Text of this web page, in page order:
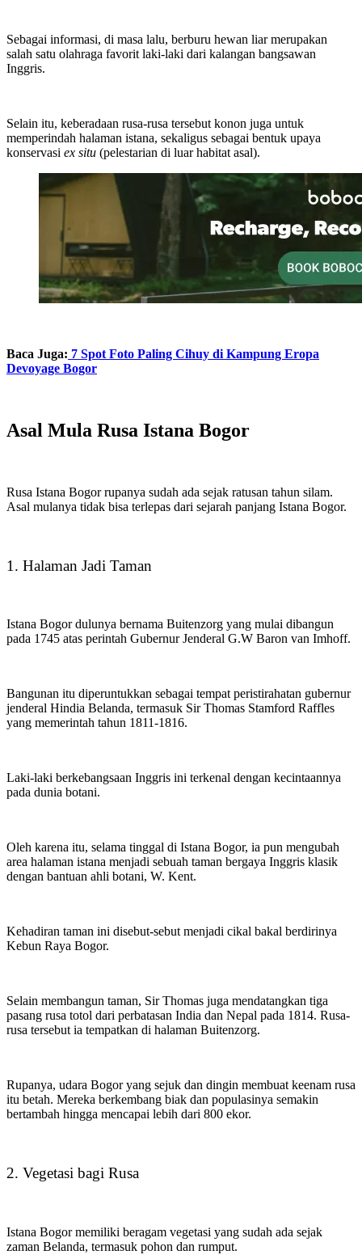
Sebagai informasi, di masa lalu, berburu hewan liar merupakan
salah satu olahraga favorit laki-laki dari kalangan bangsawan
Inggris.
Selain itu, keberadaan rusa-rusa tersebut konon juga untuk
memperindah halaman istana, sekaligus sebagai bentuk upaya
konservasi ex situ (pelestarian di luar habitat asal).
Baca Juga: 7 Spot Foto Paling Cihuy di Kampung Eropa
Devoyage Bogor
Asal Mula Rusa Istana Bogor
Rusa Istana Bogor rupanya sudah ada sejak ratusan tahun silam.
Asal mulanya tidak bisa terlepas dari sejarah panjang Istana Bogor.
1. Halaman Jadi Taman
Istana Bogor dulunya bernama Buitenzorg yang mulai dibangun
pada 1745 atas perintah Gubernur Jenderal G.W Baron van Imhoff.
Bangunan itu diperuntukkan sebagai tempat peristirahatan gubernur
jenderal Hindia Belanda, termasuk Sir Thomas Stamford Raffles
yang memerintah tahun 1811-1816.
Laki-laki berkebangsaan Inggris ini terkenal dengan kecintaannya
pada dunia botani.
Oleh karena itu, selama tinggal di Istana Bogor, ia pun mengubah
area halaman istana menjadi sebuah taman bergaya Inggris klasik
dengan bantuan ahli botani, W. Kent.
Kehadiran taman ini disebut-sebut menjadi cikal bakal berdirinya
Kebun Raya Bogor.
Selain membangun taman, Sir Thomas juga mendatangkan tiga
pasang rusa totol dari perbatasan India dan Nepal pada 1814. Rusa-
rusa tersebut ia tempatkan di halaman Buitenzorg.
Rupanya, udara Bogor yang sejuk dan dingin membuat keenam rusa
itu betah. Mereka berkembang biak dan populasinya semakin
bertambah hingga mencapai lebih dari 800 ekor.
2. Vegetasi bagi Rusa
Istana Bogor memiliki beragam vegetasi yang sudah ada sejak
zaman Belanda, termasuk pohon dan rumput.